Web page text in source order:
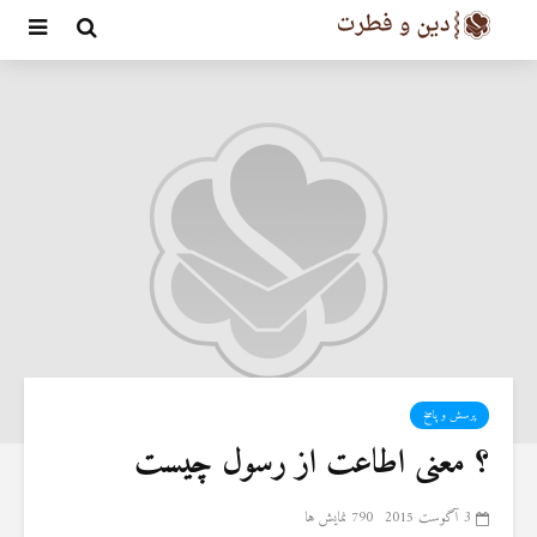
پرسش و پاسخ
؟ معنی اطاعت از رسول چیست
3 آگوست 2015 790 نمایش ها